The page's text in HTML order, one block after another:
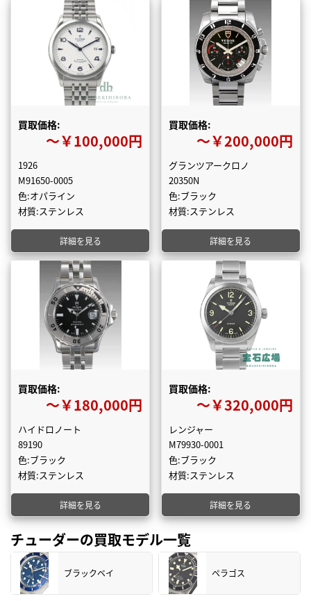
買取価格:
〜￥100,000円
1926
M91650-0005
色:オパライン
材質:ステンレス
詳細を見る
買取価格:
〜￥200,000円
グランツアークロノ
20350N
色:ブラック
材質:ステンレス
詳細を見る
買取価格:
〜￥180,000円
ハイドロノート
89190
色:ブラック
材質:ステンレス
詳細を見る
買取価格:
〜￥320,000円
レンジャー
M79930-0001
色:ブラック
材質:ステンレス
詳細を見る
チューダーの買取モデル一覧
ブラックベイ ペラゴス